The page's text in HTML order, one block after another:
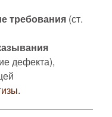
требования (ст.
дефекта),
.